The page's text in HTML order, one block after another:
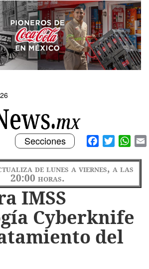
Facebook
Twitter
Toggle
navigation
Secciones
de lunes a viernes, a las
20:00 horas.
IMSS
Cyberknife
del